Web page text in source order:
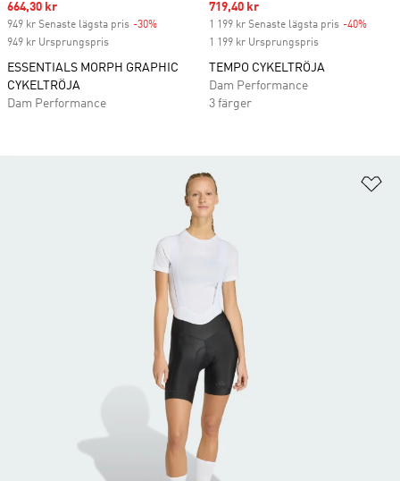
Sale price
664,30 kr
949 kr Senaste lägsta pris -30%
949 kr Ursprungspris
ESSENTIALS MORPH GRAPHIC
CYKELTRÖJA
Dam Performance
Sale price
719,40 kr
1 199 kr Senaste lägsta pris -40%
1 199 kr Ursprungspris
TEMPO CYKELTRÖJA
Dam Performance
3 färger